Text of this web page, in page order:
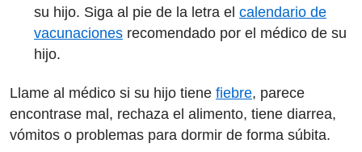
su hijo. Siga al pie de la letra el calendario de
vacunaciones recomendado por el médico de su
hijo.
Llame al médico si su hijo tiene fiebre, parece
encontrase mal, rechaza el alimento, tiene diarrea,
vómitos o problemas para dormir de forma súbita.